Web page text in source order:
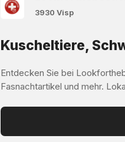
3930 Visp
Kuscheltiere,
Entdecken Sie bei
Fasnachtartikel und mehr.